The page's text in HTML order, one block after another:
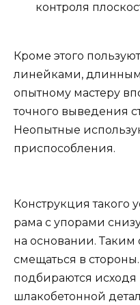
контроля
Кроме этого
линейками,
опытному мастеру
точного выведения
Неопытные
приспособления.
Конструкция такого
рама с упорами
на основании.
смещаться в
подбираются исходя
шлакобетонной